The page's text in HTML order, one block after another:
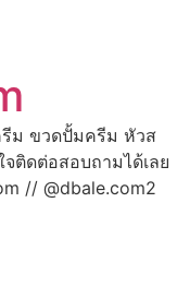
ม ขวดปั้มครีม หัวส
จติดต่อสอบถามได้เลย
// @dbale.com2